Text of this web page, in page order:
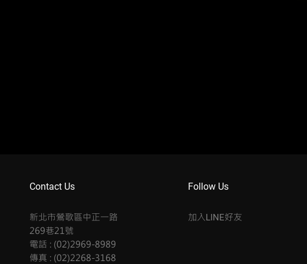
Contact Us
新北市鶯歌區中正一路
269巷21號
電話 : (02)2969-8989
傳真 : (02)2268-3168
Follow Us
加入LINE好友